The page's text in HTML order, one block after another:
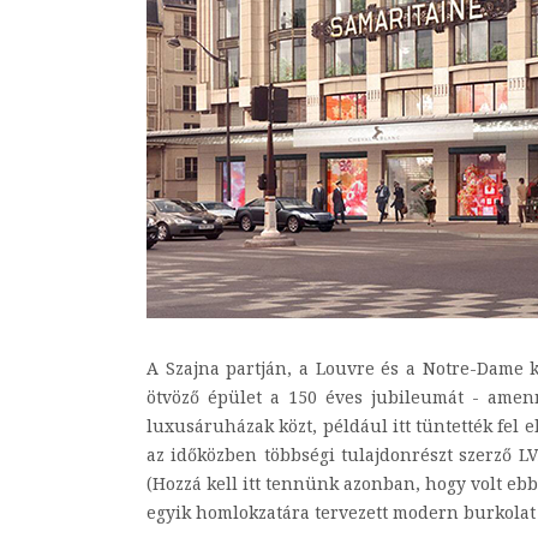
A Szajna partján, a Louvre és a Notre-
ötvöző épület a 150 éves jubileumát -
luxusáruházak közt, például itt tüntették fel
az időközben többségi tulajdonrészt szerző
(Hozzá kell itt tennünk azonban, hogy volt
egyik homlokzatára tervezett modern